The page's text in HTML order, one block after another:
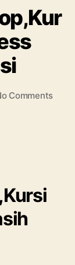
Commentson